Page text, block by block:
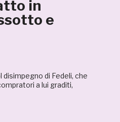
in
e
disimpegno di Fedeli, che
a lui graditi,